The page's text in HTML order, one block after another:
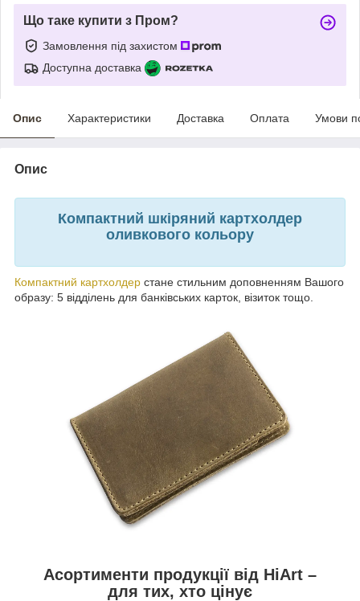
Що таке купити з Пром?
Замовлення під захистом
Доступна доставка
Опис Характеристики Доставка Оплата Умови
Опис
Компактний шкіряний картхолдер
оливкового кольору
Компактний картхолдер стане стильним доповненням Вашого
образу: 5 відділень для банківських карток, візиток тощо.
Асортименти продукції від HiArt –
для тих, хто цінує